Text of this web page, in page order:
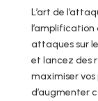
L’art de
l’amplification
attaques sur
et lancez des
maximiser vos
d’augmenter